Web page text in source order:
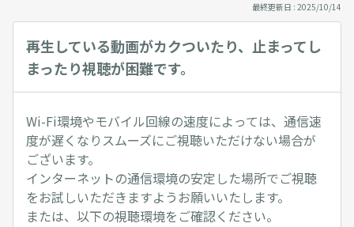
最終更新日 : 2025/10/14
再生している動画がカクついたり、止まってし
まったり視聴が困難です。
Wi-Fi環境やモバイル回線の速度によっては、通信速
度が遅くなりスムーズにご視聴いただけない場合が
ございます。
インターネットの通信環境の安定した場所でご視聴
をお試しいただきますようお願いいたします。
または、以下の視聴環境をご確認ください。